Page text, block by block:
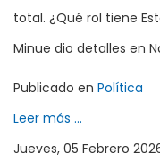
total. ¿Qué rol tiene
Minue dio detalles en
Publicado en Política
Leer más ...
Jueves, 05 Febrero